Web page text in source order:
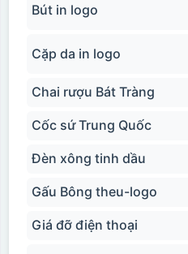
Bút in logo
Cặp da in logo
Chai rượu Bát Tràng
Cốc sứ Trung Quốc
Đèn xông tinh dầu
Gấu Bông theu-logo
Giá đỡ điện thoại